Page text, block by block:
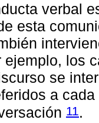
verbal
esta
ejemplo, los
se
a
11 .